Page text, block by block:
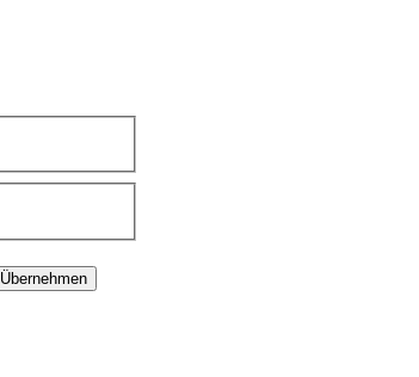
Übernehmen